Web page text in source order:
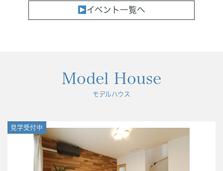
イベント一覧へ
Model House
モデルハウス
見学受付中